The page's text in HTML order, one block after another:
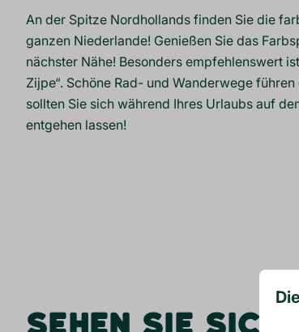
An der Spitze Nordhollands finden Sie die
ganzen Niederlande! Genießen Sie das
nächster Nähe! Besonders empfehlenswert
Zijpe“. Schöne Rad- und Wanderwege
sollten Sie sich während Ihres Urlaubs auf
entgehen lassen!